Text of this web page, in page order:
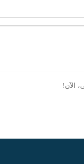
الآن!